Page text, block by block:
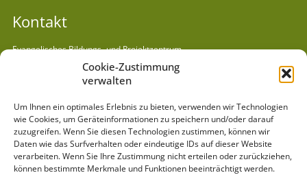
Cookie-Zustimmung
verwalten
Um Ihnen ein optimales Erlebnis zu bieten, verwenden wir Technologien
wie Cookies, um Geräteinformationen zu speichern und/oder darauf
zuzugreifen. Wenn Sie diesen Technologien zustimmen, können wir
Daten wie das Surfverhalten oder eindeutige IDs auf dieser Website
verarbeiten. Wenn Sie Ihre Zustimmung nicht erteilen oder zurückziehen,
können bestimmte Merkmale und Funktionen beeinträchtigt werden.
Kontakt
Evangelisches Bildungs- und Projektzentrum
Semmelweisstraße 6 | 06120 Halle/Dölau
Kurzlinks
Gästehaus »
Spielausleihe »